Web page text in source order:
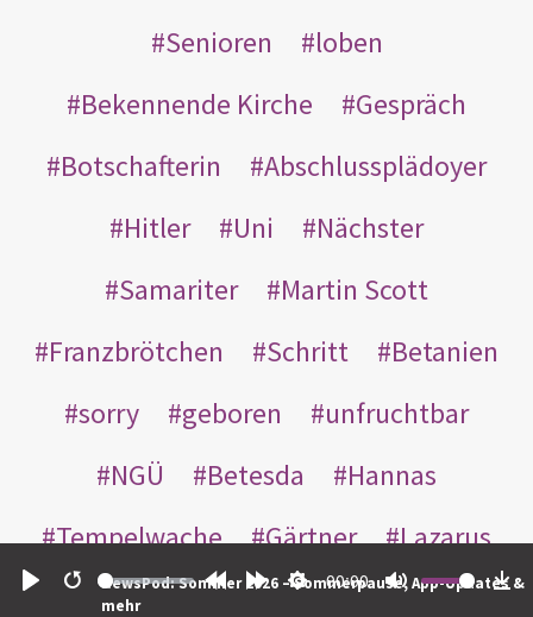
Restart
00:00
NewsPod: Sommer 2026 – Sommerpause, App-Updates &
mehr
Senioren
loben
Bekennende Kirche
Gespräch
Botschafterin
Abschlussplädoyer
Hitler
Uni
Nächster
Samariter
Martin Scott
Franzbrötchen
Schritt
Betanien
sorry
geboren
unfruchtbar
NGÜ
Betesda
Hannas
Tempelwache
Gärtner
Lazarus
Gottes
Bote Nikodemus